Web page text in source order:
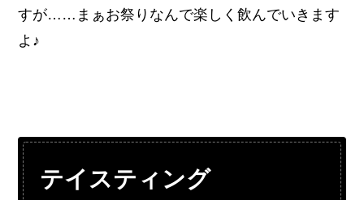
すが……まぁお祭りなんで楽しく飲んでいきます
よ♪
テイスティング